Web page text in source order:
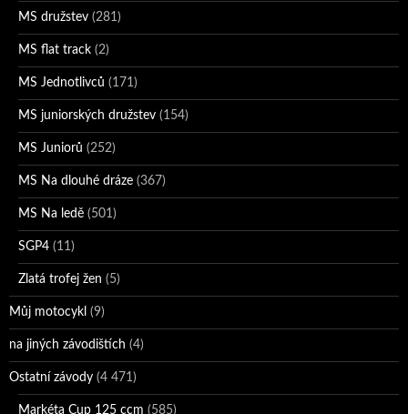
MS družstev (281)
MS flat track (2)
MS Jednotlivců (171)
MS juniorských družstev (154)
MS Juniorů (252)
MS Na dlouhé dráze (367)
MS Na ledě (501)
SGP4 (11)
Zlatá trofej žen (5)
Můj motocykl (9)
na jiných závodištích (4)
Ostatní závody (4 471)
Markéta Cup 125 ccm (585)